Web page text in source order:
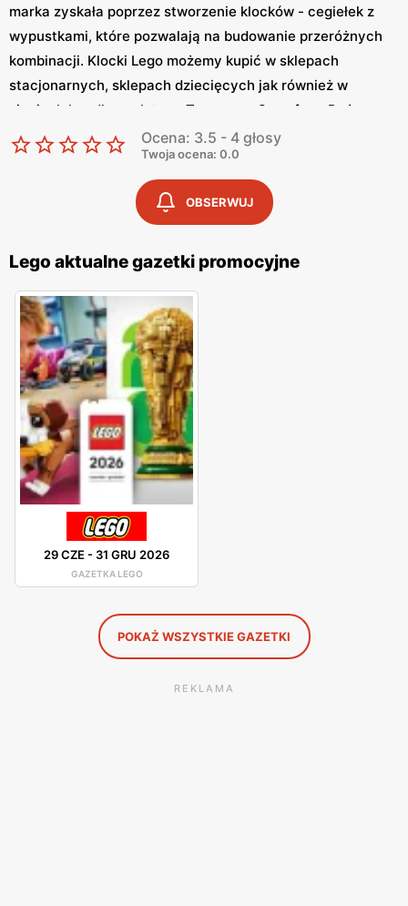
marka zyskała poprzez stworzenie klocków - cegiełek z
wypustkami, które pozwalają na budowanie przeróżnych
kombinacji. Klocki Lego możemy kupić w sklepach
stacjonarnych, sklepach dziecięcych jak również w
sieciach handlowych typu Tesco czy Carrefour. Dużo
ofertę możemy również znaleźć w sklepie internetowym.
Klocki Lego są podzielone na ponad 30 różnych kategorii.
tematycznych, nawiązujących do popularnych filmów i
Classic lub City. Zapaleni miłośnicy marki z chęcią
sięgają po klocki z kategorii Architecture, z których
możemy zbudować rzeczywiste popularne budynki
architektoniczne.
Lego - promocje
Lego posiada półroczny katalog, w którym znajdziemy
przekrój klocków dla młodych oraz starszych koneserów.
Produkty tej marki możemy dostać w wielkich
przecenach zarówno w firmowych sklepach jak również
w różnych sieciach handlowych jak Biedronka czy Tesco.
Promocje na klocki Lego w okresach świątecznych
Ocena: 3.5 - 4 głosy
Twoja ocena: 0.0
OBSERWUJ
Lego aktualne gazetki promocyjne
29 CZE- 31 GRU 2026
GAZETKA LEGO
POKAŻ WSZYSTKIE GAZETKI
REKLAMA